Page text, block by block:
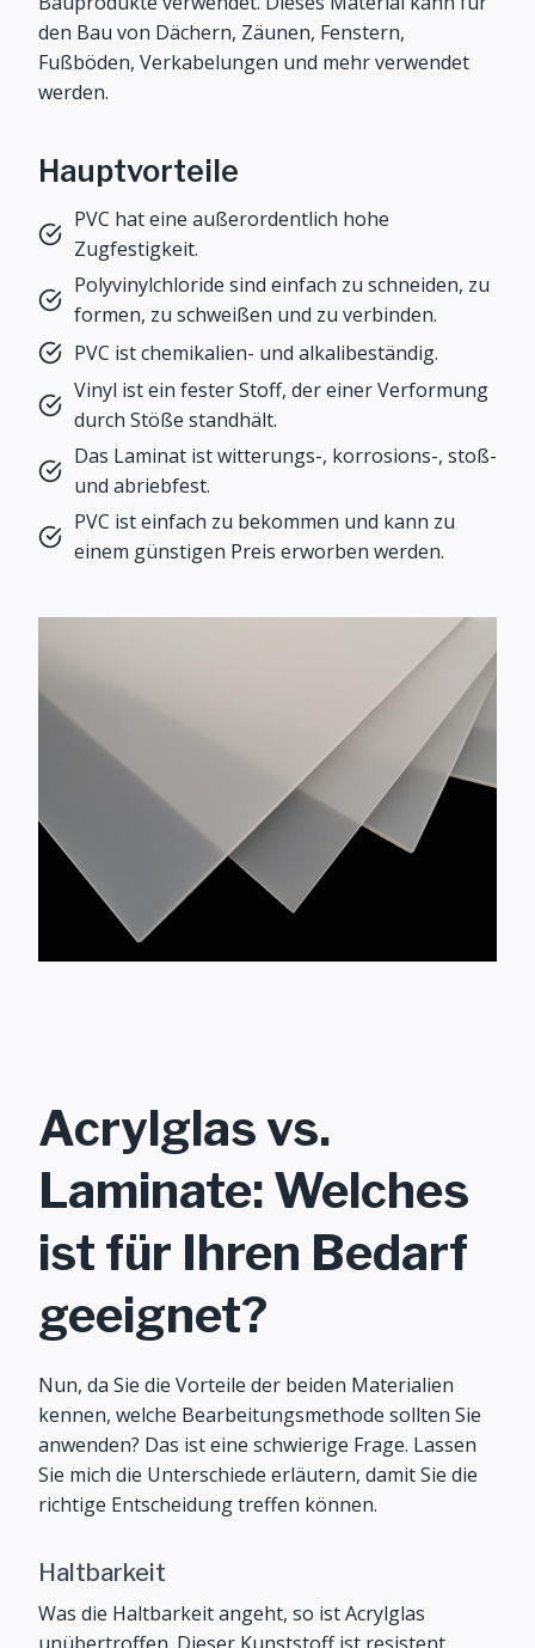
den Bau von Dächern, Zäunen, Fenstern,
Fußböden, Verkabelungen und mehr verwendet
werden.
Hauptvorteile
PVC hat eine außerordentlich hohe
Zugfestigkeit.
Polyvinylchloride sind einfach zu schneiden, zu
formen, zu schweißen und zu verbinden.
PVC ist chemikalien- und alkalibeständig.
Vinyl ist ein fester Stoff, der einer Verformung
durch Stöße standhält.
Das Laminat ist witterungs-, korrosions-, stoß-
und abriebfest.
PVC ist einfach zu bekommen und kann zu
einem günstigen Preis erworben werden.
Acrylglas vs.
Laminate: Welches
ist für Ihren Bedarf
geeignet?
Nun, da Sie die Vorteile der beiden Materialien
kennen, welche Bearbeitungsmethode sollten Sie
anwenden? Das ist eine schwierige Frage. Lassen
Sie mich die Unterschiede erläutern, damit Sie die
richtige Entscheidung treffen können.
Haltbarkeit
Was die Haltbarkeit angeht, so ist Acrylglas